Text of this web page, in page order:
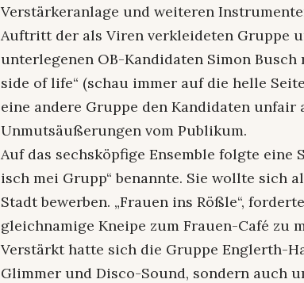
Verstärkeranlage und weiteren
Auftritt der als Viren verkleideten Gruppe
unterlegenen OB-Kandidaten Simon
side of life“ (schau immer auf die helle
eine andere Gruppe den Kandidaten unfair
Unmutsäußerungen vom Publikum.
Auf das sechsköpfige Ensemble folgte eine
isch mei Grupp“ benannte. Sie wollte sich
Stadt bewerben. „Frauen ins Rößle“,
gleichnamige Kneipe zum Frauen-Café zu
Verstärkt hatte sich die Gruppe Englerth-
Glimmer und Disco-Sound, sondern auch